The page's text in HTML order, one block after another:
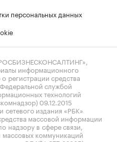
персональных данных
информационного
о регистрации средства
службой
технологий
09.12.2015
издания «РБК»
массовой информации
надзору в сфере связи,
коммуникаций